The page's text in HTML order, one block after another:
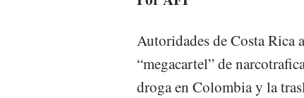
Autoridades de Costa
“megacartel” de
droga en Colombia y la